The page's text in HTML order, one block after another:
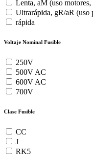
Lenta, aM (uso
Ultrarápida, gR/aR (uso
rápida
Voltaje Nominal Fusible
250V
500V AC
600V AC
700V
Clase Fusible
CC
J
RK5